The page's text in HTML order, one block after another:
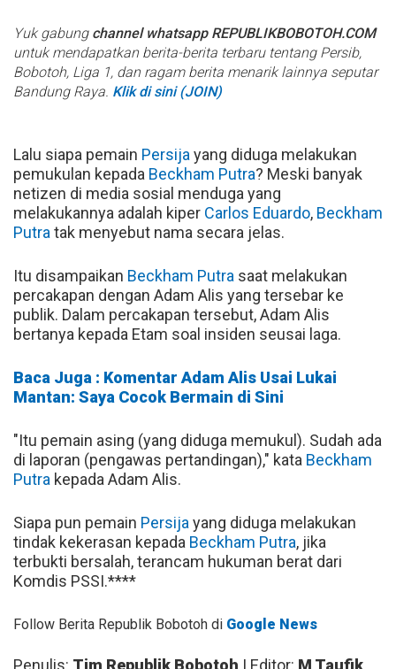
Yuk gabung channel whatsapp REPUBLIKBOBOTOH.COM
untuk mendapatkan berita-berita terbaru tentang Persib,
Bobotoh, Liga 1, dan ragam berita menarik lainnya seputar
Bandung Raya. Klik di sini (JOIN)
Lalu siapa pemain Persija yang diduga melakukan
pemukulan kepada Beckham Putra? Meski banyak
netizen di media sosial menduga yang
melakukannya adalah kiper Carlos Eduardo, Beckham
Putra tak menyebut nama secara jelas.
Itu disampaikan Beckham Putra saat melakukan
percakapan dengan Adam Alis yang tersebar ke
publik. Dalam percakapan tersebut, Adam Alis
bertanya kepada Etam soal insiden seusai laga.
Baca Juga : Komentar Adam Alis Usai Lukai
Mantan: Saya Cocok Bermain di Sini
"Itu pemain asing (yang diduga memukul). Sudah ada
di laporan (pengawas pertandingan)," kata Beckham
Putra kepada Adam Alis.
Siapa pun pemain Persija yang diduga melakukan
tindak kekerasan kepada Beckham Putra, jika
terbukti bersalah, terancam hukuman berat dari
Komdis PSSI.****
Follow Berita Republik Bobotoh di Google News
Penulis: Tim Republik Bobotoh | Editor: M Taufik